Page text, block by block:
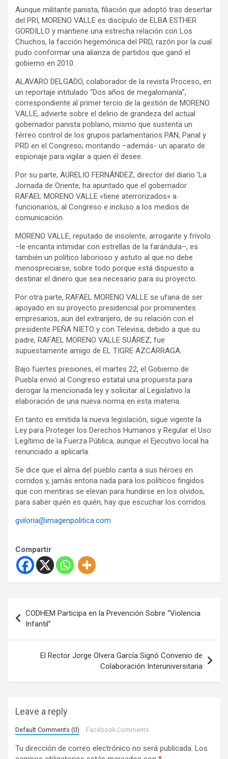
Aunque militante panista, filiación que adoptó tras desertar
del PRI, MORENO VALLE es discípulo de ELBA ESTHER
GORDILLO y mantiene una estrecha relación con Los
Chuchos, la facción hegemónica del PRD, razón por la cual
pudo conformar una alianza de partidos que ganó el
gobierno en 2010.
ALAVARO DELGADO, colaborador de la revista Proceso, en
un reportaje intitulado “Dos años de megalomanía”,
correspondiente al primer tercio de la gestión de MORENO
VALLE, advierte sobre el delirio de grandeza del actual
gobernador panista poblano, mismo que sustenta un
férreo control de los grupos parlamentarios PAN, Panal y
PRD en el Congreso; montando –además- un aparato de
espionaje para vigilar a quien él desee.
Por su parte, AURELIO FERNÁNDEZ, director del diario ‘La
Jornada de Oriente, ha apuntado que el gobernador
RAFAEL MORENO VALLE «tiene aterrorizados» a
funcionarios, al Congreso e incluso a los medios de
comunicación.
MORENO VALLE, reputado de insolente, arrogante y frívolo
–le encanta intimidar con estrellas de la farándula–, es
también un político laborioso y astuto al que no debe
menospreciarse, sobre todo porque está dispuesto a
destinar el dinero que sea necesario para su proyecto.
Por otra parte, RAFAEL MORENO VALLE se ufana de ser
apoyado en su proyecto presidencial por prominentes
empresarios, aun del extranjero, de su relación con el
presidente PEÑA NIETO y con Televisa, debido a que su
padre, RAFAEL MORENO VALLE SUÁREZ, fue
supuestamente amigo de EL TIGRE AZCÁRRAGA.
Bajo fuertes presiones, el martes 22, el Gobierno de
Puebla envió al Congreso estatal una propuesta para
derogar la mencionada ley y solicitar al Legislativo la
elaboración de una nueva norma en esta materia.
En tanto es emitida la nueva legislación, sigue vigente la
Ley para Proteger los Derechos Humanos y Regular el Uso
Legítimo de la Fuerza Pública, aunque el Ejecutivo local ha
renunciado a aplicarla.
Se dice que el alma del pueblo canta a sus héroes en
corridos y, jamás entona nada para los políticos fingidos
que con mentiras se elevan para hundirse en los olvidos,
para saber quién es quién, hay que escuchar los corridos.
gviloria@imagenpolitica.com
Compartir
v
a
CODHEM Participa en la Prevención Sobre “Violencia
Infantil”
El Rector Jorge Olvera García Signó Convenio de
Colaboración Interuniversitaria
Leave a reply
Default Comments (0) Facebook Comments
Tu dirección de correo electrónico no será publicada. Los